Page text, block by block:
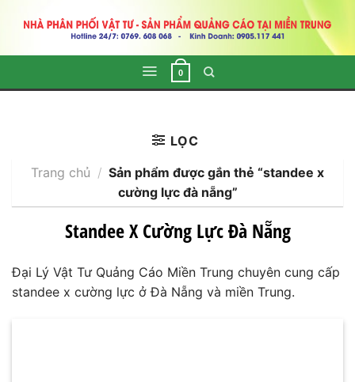
0
Standee X Cường Lực Đà Nẵng
Trang chủ / Sản phẩm được gắn thẻ “standee x
cường lực đà nẵng”
LỌC
Đại Lý Vật Tư Quảng Cáo Miền Trung chuyên cung cấp
standee x cường lực ở Đà Nẵng và miền Trung.